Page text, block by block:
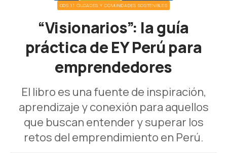
ODS 11 CIUDADES Y COMUNIDADES SOSTENIBLES
“Visionarios”: la guía
práctica de EY Perú para
emprendedores
El libro es una fuente de inspiración,
aprendizaje y conexión para aquellos
que buscan entender y superar los
retos del emprendimiento en Perú.